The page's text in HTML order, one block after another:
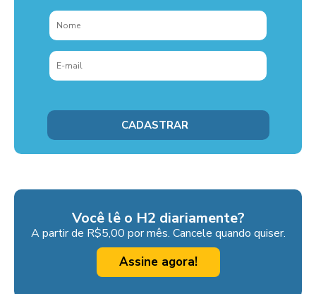
Você lê o H2 diariamente?
A partir de R$5,00 por mês. Cancele quando quiser.
Assine agora!